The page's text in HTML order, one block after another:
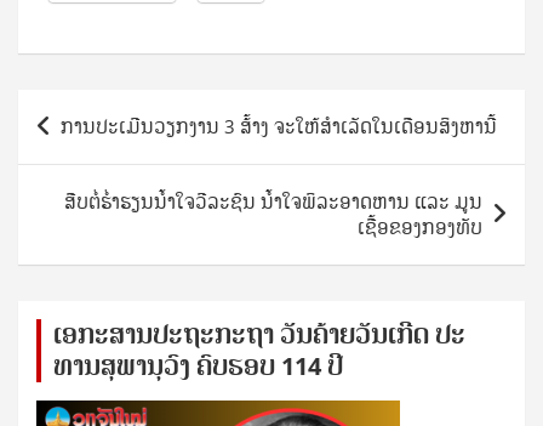
Post
navigation
ການປະເມີນວຽກງານ 3 ສ້້າງ ຈະໃຫ້ສຳເລັດໃນເດືອນສິງຫານີ້
ສືບຕໍ່ຮ່ຳຮຽນນ້ຳໃຈວີລະຊົນ ນ້ຳໃຈພິລະອາດຫານ ແລະ ມູນ
ເຊື້ອຂອງກອງທັບ
ເອ​ກະ​ສານ​ປະ​ຖະ​ກະ​ຖ​າ ວັນ​ຄ້າຍ​ວັນ​ເກີດ ປ​ະ​
ທານ​ສຸ​ພາ​ນຸ​ວົງ ຄົບ​ຮອບ 114 ປີ